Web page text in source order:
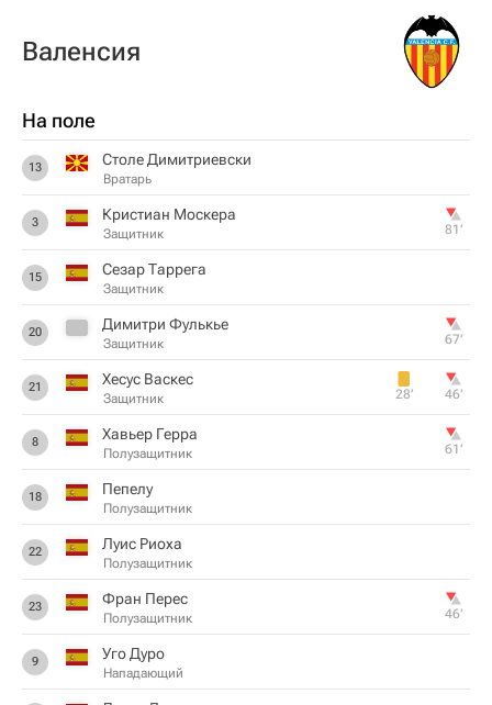
Валенсия
На поле
13 Столе Димитриевски
Вратарь
3 Кристиан Москера
Защитник 81‎’‎
15 Сезар Таррега
Защитник
20 Димитри Фулькье
Защитник 67‎’‎
21 Хесус Васкес
Защитник 28‎’‎ 46‎’‎
8 Хавьер Герра
Полузащитник 61‎’‎
18 Пепелу
Полузащитник
22 Луис Риоха
Полузащитник
23 Фран Перес
Полузащитник 46‎’‎
9 Уго Дуро
Нападающий